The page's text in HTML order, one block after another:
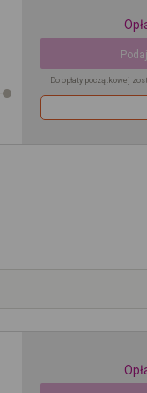
Do opłaty początkowej